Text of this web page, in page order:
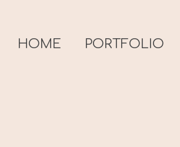
HOME PORTFOLIO